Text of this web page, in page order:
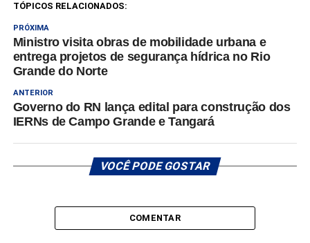
TÓPICOS RELACIONADOS:
PRÓXIMA
Ministro visita obras de mobilidade urbana e
entrega projetos de segurança hídrica no Rio
Grande do Norte
ANTERIOR
Governo do RN lança edital para construção dos
IERNs de Campo Grande e Tangará
VOCÊ PODE GOSTAR
COMENTAR